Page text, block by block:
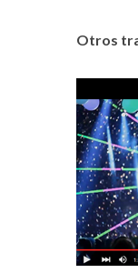
Otros